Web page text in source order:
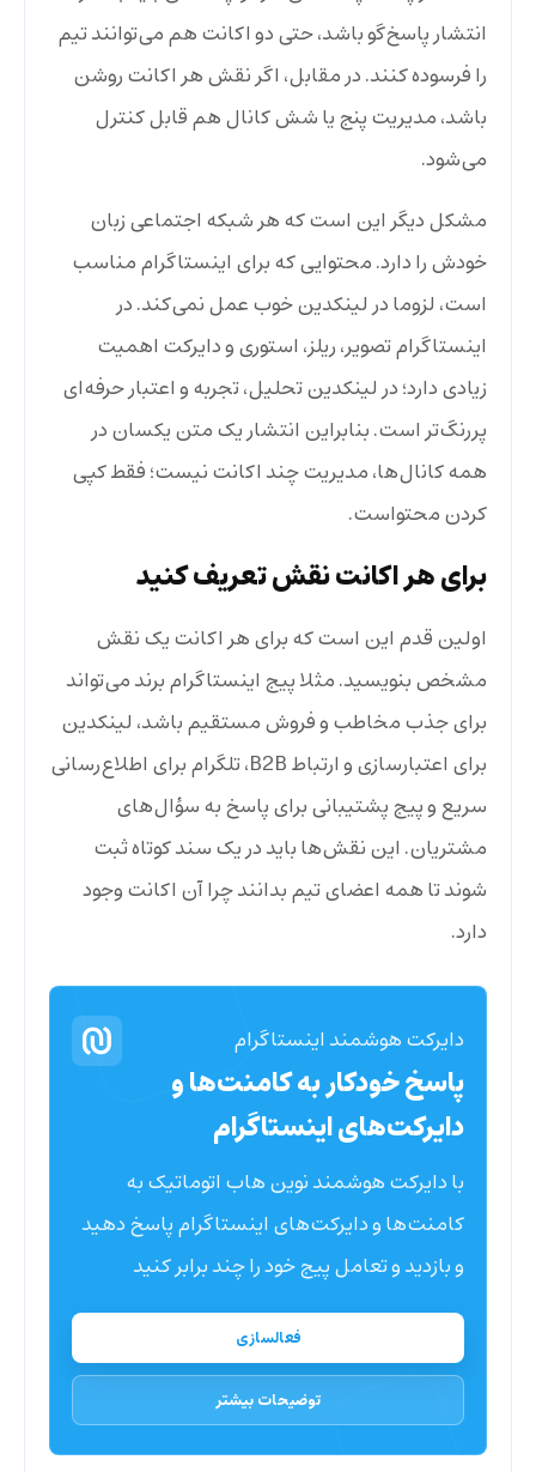
انتشار پاسخ‌گو باشد، حتی دو اکانت هم می‌توانند تیم
را فرسوده کنند. در مقابل، اگر نقش هر اکانت روشن
باشد، مدیریت پنج یا شش کانال هم قابل کنترل
می‌شود.
مشکل دیگر این است که هر شبکه اجتماعی زبان
خودش را دارد. محتوایی که برای اینستاگرام مناسب
است، لزوما در لینکدین خوب عمل نمی‌کند. در
اینستاگرام تصویر، ریلز، استوری و دایرکت اهمیت
زیادی دارد؛ در لینکدین تحلیل، تجربه و اعتبار حرفه‌ای
پررنگ‌تر است. بنابراین انتشار یک متن یکسان در
همه کانال‌ها، مدیریت چند اکانت نیست؛ فقط کپی
کردن محتواست.
برای هر اکانت نقش تعریف کنید
اولین قدم این است که برای هر اکانت یک نقش
مشخص بنویسید. مثلا پیج اینستاگرام برند می‌تواند
برای جذب مخاطب و فروش مستقیم باشد، لینکدین
برای اعتبارسازی و ارتباط B2B، تلگرام برای اطلاع‌رسانی
سریع و پیج پشتیبانی برای پاسخ به سؤال‌های
مشتریان. این نقش‌ها باید در یک سند کوتاه ثبت
شوند تا همه اعضای تیم بدانند چرا آن اکانت وجود
دارد.
دایرکت هوشمند اینستاگرام
پاسخ خودکار به کامنت‌ها و
دایرکت‌های اینستاگرام
با دایرکت هوشمند نوین هاب اتوماتیک به
کامنت‌ها و دایرکت‌های اینستاگرام پاسخ دهید
و بازدید و تعامل پیج خود را چند برابر کنید
فعالسازی
توضیحات بیشتر